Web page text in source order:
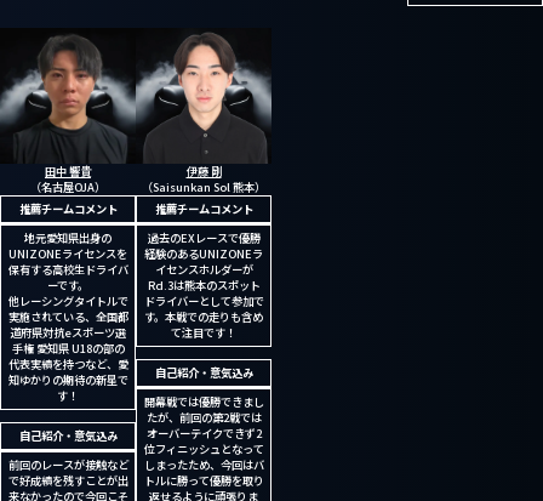
パートナー・スポンサーに関するお問い合
わせ
メディア掲載・取材に関するお問い合わせ
田中 響貴
（名古屋OJA）
推薦チームコメント
地元愛知県出身の
UNIZONEライセンスを
保有する高校生ドライバ
ーです。
他レーシングタイトルで
実施されている、全国都
道府県対抗eスポーツ選
手権 愛知県 U18の部の
代表実績を持つなど、愛
知ゆかりの期待の新星で
す！
自己紹介・意気込み
前回のレースが接触など
で好成績を残すことが出
来なかったので今回こそ
伊藤 剛
（Saisunkan Sol 熊本）
推薦チームコメント
過去のEXレースで優勝
経験のあるUNIZONEラ
イセンスホルダーが
Rd.3は熊本のスポット
ドライバーとして参加で
す。本戦での走りも含め
て注目です！
自己紹介・意気込み
開幕戦では優勝できまし
たが、前回の第2戦では
オーバーテイクできず2
位フィニッシュとなって
しまったため、今回はバ
トルに勝って優勝を取り
返せるように頑張りま